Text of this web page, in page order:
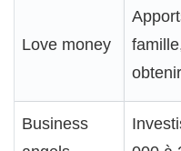
Love money
obtenir
Business